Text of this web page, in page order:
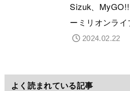
Sizuk、
ーミリオンライ
2024.02.22
よく読まれている記事